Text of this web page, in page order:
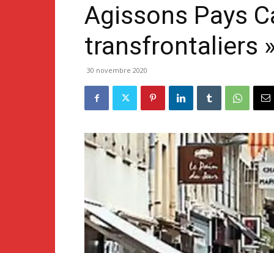
Agissons Pays
transfrontaliers
30 novembre 2020